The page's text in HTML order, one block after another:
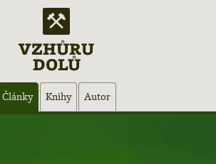
VZHŮRU
DOLŮ
Články Knihy Autor